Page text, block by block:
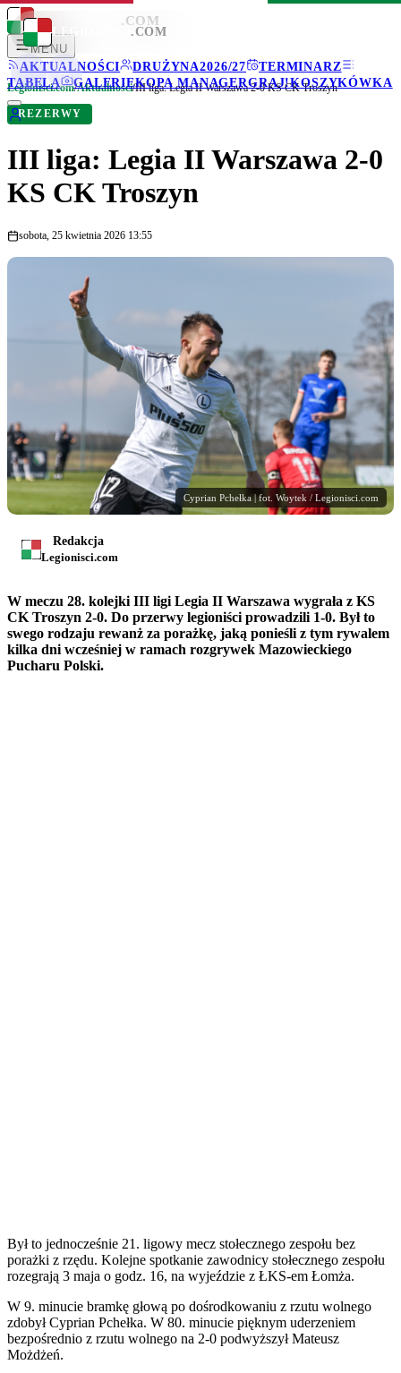
LEGIONISCI .COM
MENU
AKTUALNOŚCI
DRUŻYNA2026/27
TERMINARZ
TABELA
GALERIEKOPA MANAGERGRAJ!KOSZYKÓWKA
LEGIONISCI .COM
Legionisci.com/Aktualności/III liga: Legia II Warszawa 2-0 KS CK Troszyn
REZERWY
III liga: Legia II Warszawa 2-0
KS CK Troszyn
sobota, 25 kwietnia 2026 13:55
Cyprian Pchełka | fot. Woytek / Legionisci.com
Redakcja
Legionisci.com
W meczu 28. kolejki III ligi Legia II Warszawa wygrała z KS
CK Troszyn 2-0. Do przerwy legioniści prowadzili 1-0. Był to
swego rodzaju rewanż za porażkę, jaką ponieśli z tym rywalem
kilka dni wcześniej w ramach rozgrywek Mazowieckiego
Pucharu Polski.
Był to jednocześnie 21. ligowy mecz stołecznego zespołu bez
porażki z rzędu. Kolejne spotkanie zawodnicy stołecznego zespołu
rozegrają 3 maja o godz. 16, na wyjeździe z ŁKS-em Łomża.
W 9. minucie bramkę głową po dośrodkowaniu z rzutu wolnego
zdobył Cyprian Pchełka. W 80. minucie pięknym uderzeniem
bezpośrednio z rzutu wolnego na 2-0 podwyższył Mateusz
Możdżeń.